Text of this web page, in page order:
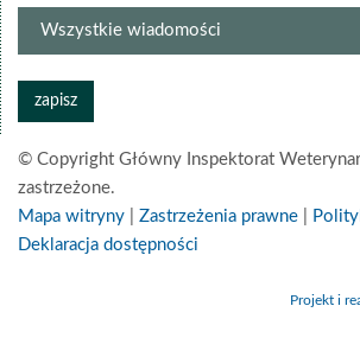
newslettera
© Copyright Główny Inspektorat
zastrzeżone.
Mapa witryny
Zastrzeżenia prawne
Deklaracja dostępności
Projekt i